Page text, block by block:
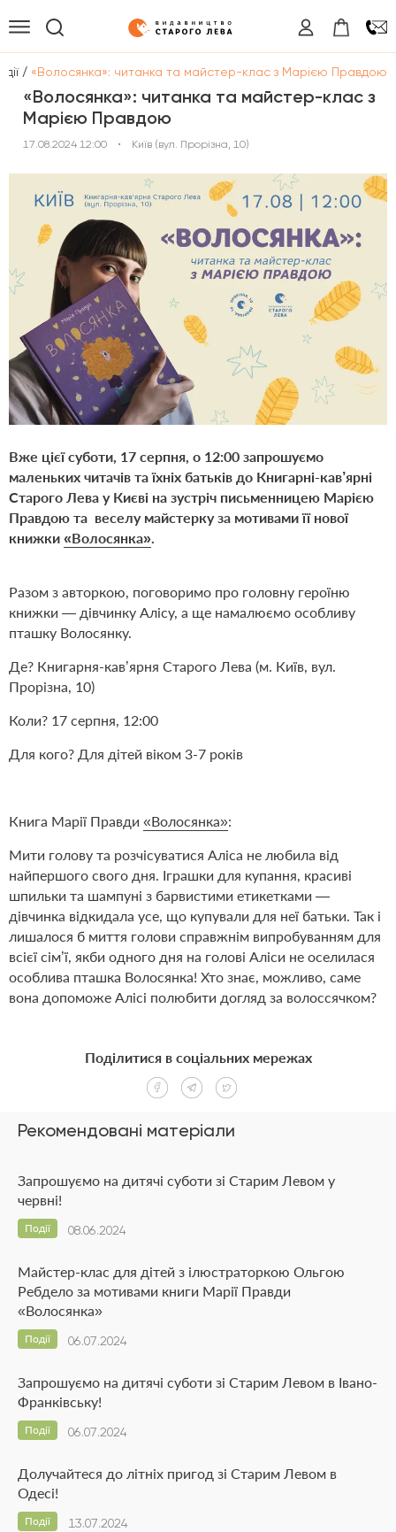
/ «Волосянка»: читанка та майстер-клас з Марією Правдою
«Волосянка»: читанка та майстер-клас з
Марією Правдою
17.08.2024 12:00 • Київ (вул. Прорізна, 10)
Вже цієї суботи, 17 серпня, о 12:00 запрошуємо
маленьких читачів та їхніх батьків до Книгарні-кав’ярні
Старого Лева у Києві на зустріч письменницею Марією
Правдою та веселу майстерку за мотивами її нової
книжки «Волосянка».
Разом з авторкою, поговоримо про головну героїню
книжки — дівчинку Алісу, а ще намалюємо особливу
пташку Волосянку.
Де? Книгарня-кав’ярня Старого Лева (м. Київ, вул.
Прорізна, 10)
Коли? 17 серпня, 12:00
Для кого? Для дітей віком 3-7 років
Книга Марії Правди «Волосянка»:
Мити голову та розчісуватися Аліса не любила від
найпершого свого дня. Іграшки для купання, красиві
шпильки та шампуні з барвистими етикетками —
дівчинка відкидала усе, що купували для неї батьки. Так і
лишалося б миття голови справжнім випробуванням для
всієї сім’ї, якби одного дня на голові Аліси не оселилася
особлива пташка Волосянка! Хто знає, можливо, саме
вона допоможе Алісі полюбити догляд за волоссячком?
Рекомендовані матеріали
Запрошуємо на дитячі суботи зі Старим Левом у
червні!
08.06.2024
Події
Майстер-клас для дітей з ілюстраторкою Ольгою
Ребдело за мотивами книги Марії Правди
«Волосянка»
06.07.2024
Події
Запрошуємо на дитячі суботи зі Старим Левом в Івано-
Франківську!
06.07.2024
Події
Долучайтеся до літніх пригод зі Старим Левом в
Одесі!
13.07.2024
Події
Поділитися в соціальних мережах